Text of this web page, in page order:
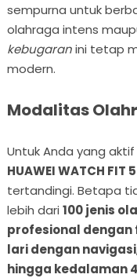
sempurna untuk
olahraga intens
kebugaranini tetap
modern.
Modalitas
Untuk Anda yang
HUAWEI WATCH FIT
tertandingi. Betapa
lebih dari 100 jenis
profesional
lari dengan navigasi
hingga kedalaman